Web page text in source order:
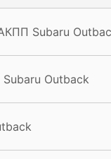
Subaru
Outback